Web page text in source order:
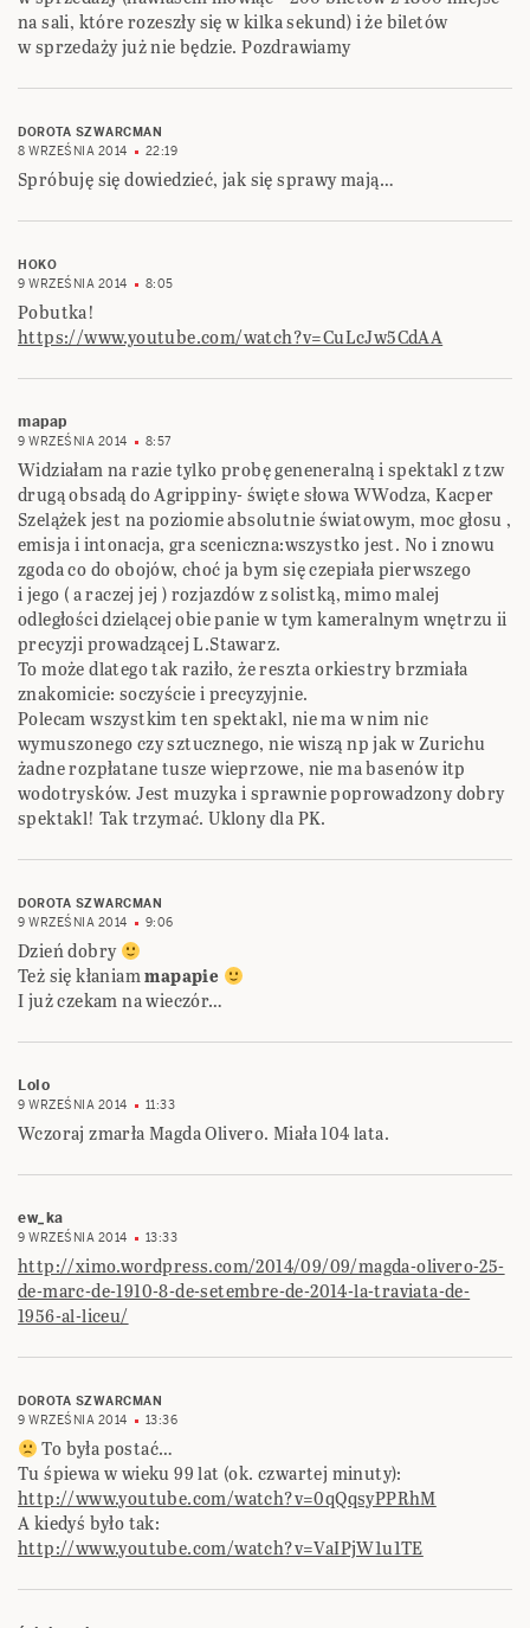
na sali, które rozeszły się w kilka sekund) i że biletów
w sprzedaży już nie będzie. Pozdrawiamy
DOROTA SZWARCMAN
8 WRZEŚNIA 2014
22:19
Spróbuję się dowiedzieć, jak się sprawy mają…
HOKO
9 WRZEŚNIA 2014
8:05
Pobutka!
https://www.youtube.com/watch?v=CuLcJw5CdAA
mapap
9 WRZEŚNIA 2014 8:57
Widziałam na razie tylko probę geneneralną i spektakl z tzw
drugą obsadą do Agrippiny- święte słowa WWodza, Kacper
Szelążek jest na poziomie absolutnie światowym, moc głosu ,
emisja i intonacja, gra sceniczna:wszystko jest. No i znowu
zgoda co do obojów, choć ja bym się czepiała pierwszego
i jego ( a raczej jej ) rozjazdów z solistką, mimo malej
odległości dzielącej obie panie w tym kameralnym wnętrzu ii
precyzji prowadzącej L.Stawarz.
To może dlatego tak raziło, że reszta orkiestry brzmiała
znakomicie: soczyście i precyzyjnie.
Polecam wszystkim ten spektakl, nie ma w nim nic
wymuszonego czy sztucznego, nie wiszą np jak w Zurichu
żadne rozpłatane tusze wieprzowe, nie ma basenów itp
wodotrysków. Jest muzyka i sprawnie poprowadzony dobry
spektakl! Tak trzymać. Uklony dla PK.
DOROTA SZWARCMAN
9 WRZEŚNIA 2014
9:06
Dzień dobry
Też się kłaniammapapie
I już czekam na wieczór…
Lolo
9 WRZEŚNIA 2014 11:33
Wczoraj zmarła Magda Olivero. Miała 104 lata.
ew_ka
9 WRZEŚNIA 2014 13:33
http://ximo.wordpress.com/2014/09/09/magda-olivero-25-
de-marc-de-1910-8-de-setembre-de-2014-la-traviata-de-
1956-al-liceu/
DOROTA SZWARCMAN
9 WRZEŚNIA 2014
13:36
To była postać…
Tu śpiewa w wieku 99 lat (ok. czwartej minuty):
http://www.youtube.com/watch?v=0qQqsyPPRhM
A kiedyś było tak:
http://www.youtube.com/watch?v=VaIPjW1u1TE